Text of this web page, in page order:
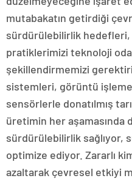
mutabakatın getirdiği
sürdürülebilirlik hedefleri,
pratiklerimizi teknoloji
şekillendirmemizi
sistemleri, görüntü
sensörlerle donatılmış
üretimin her aşamasında
sürdürülebilirlik sağlıyor,
optimize ediyor. Zararlı
azaltarak çevresel etkiyi